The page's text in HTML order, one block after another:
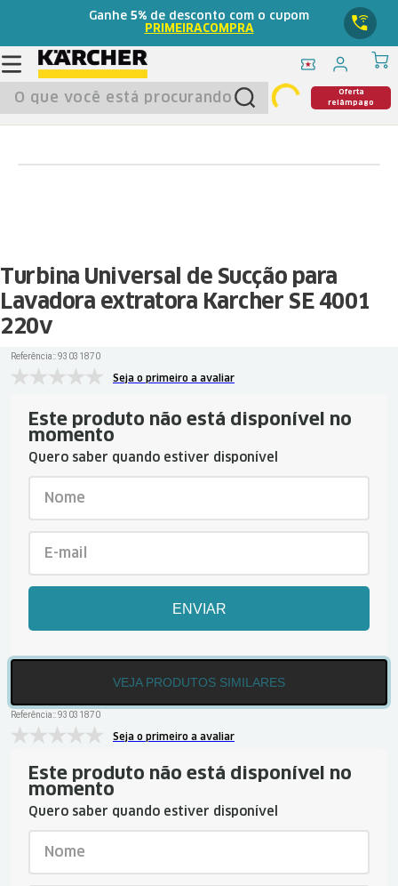
Ganhe 5% de desconto com o cupom
PRIMEIRACOMPRA
O que você está procurando?
Oferta
relâmpago
Turbina Universal de Sucção para
Lavadora extratora Karcher SE 4001
220v
Referência::93031870
Seja o primeiro a avaliar
Este produto não está disponível no
momento
Quero saber quando estiver disponível
ENVIAR
VEJA PRODUTOS SIMILARES
Referência::93031870
Seja o primeiro a avaliar
Este produto não está disponível no
momento
Quero saber quando estiver disponível